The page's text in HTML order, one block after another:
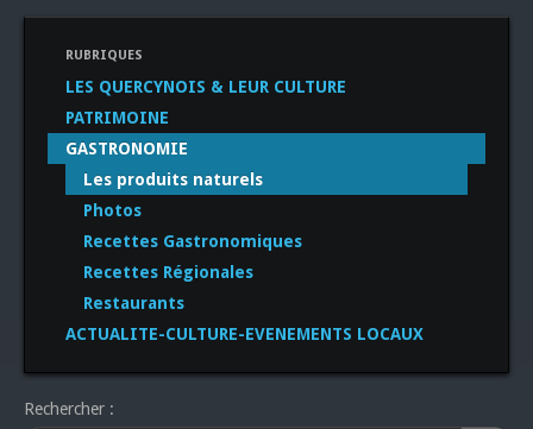
RUBRIQUES
LES QUERCYNOIS & LEUR CULTURE
PATRIMOINE
GASTRONOMIE
Les produits naturels
Photos
Recettes Gastronomiques
Recettes Régionales
Restaurants
ACTUALITE-CULTURE-EVENEMENTS LOCAUX
Rechercher :